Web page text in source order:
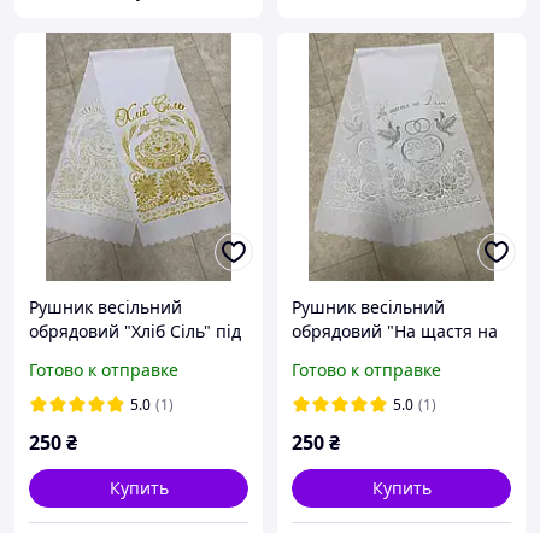
Рушник весільний
обрядовий "Хліб Сіль" під
напиленням
Готово к отправке
5.0 (1)
250₴
Купить
Рушник весільний
обрядовий "На щастя на
вінчання із срібним
напиленням
Готово к отправке
5.0 (1)
250₴
Купить